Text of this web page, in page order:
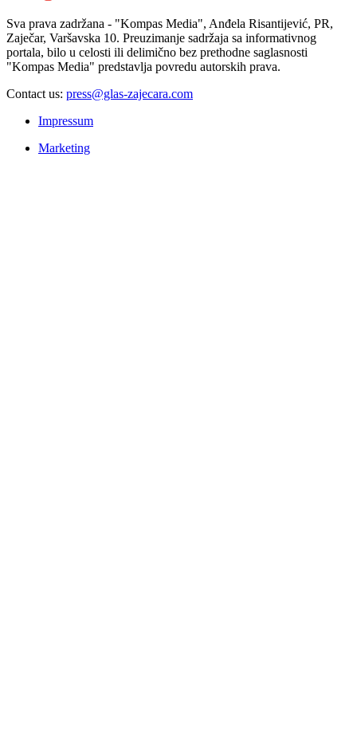
Sva prava zadržana - "Kompas Media", Anđela Risantijević, PR,
Zaječar, Varšavska 10. Preuzimanje sadržaja sa informativnog
portala, bilo u celosti ili delimično bez prethodne saglasnosti
"Kompas Media" predstavlja povredu autorskih prava.
Contact us: press@glas-zajecara.com
Impressum
Marketing